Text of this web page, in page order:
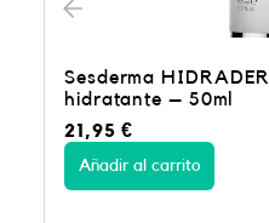
Sesderma
hidratante – 50ml
21,95€
Añadir al carrito